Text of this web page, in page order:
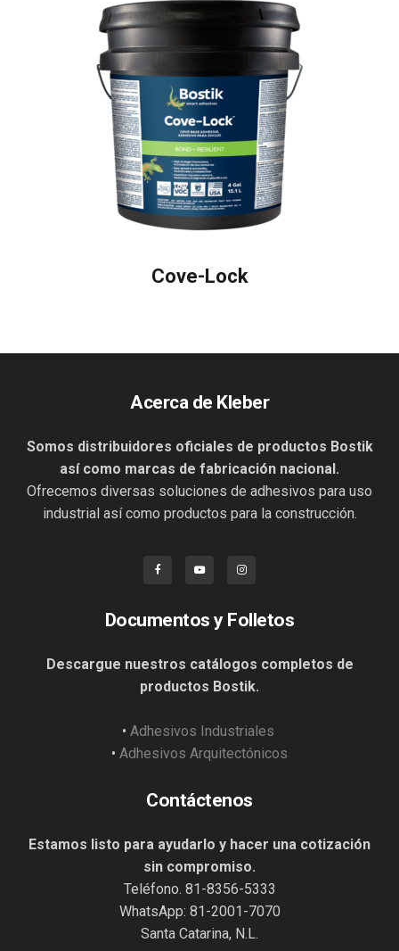
Cove-Lock
Acerca de Kleber
Somos distribuidores oficiales de productos Bostik
así como marcas de fabricación nacional.
Ofrecemos diversas soluciones de adhesivos para uso
industrial así como productos para la construcción.
Documentos y Folletos
Descargue nuestros catálogos completos de
productos Bostik.
• Adhesivos Industriales
• Adhesivos Arquitectónicos
Contáctenos
Estamos listo para ayudarlo y hacer una cotización
sin compromiso.
Teléfono. 81-8356-5333
WhatsApp: 81-2001-7070
Santa Catarina, N.L.